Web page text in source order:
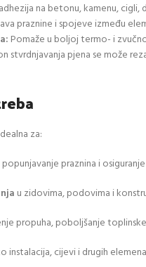
na betonu, kamenu,
praznine i spojeve između
Pomaže u boljoj termo- i
stvrdnjavanja pjena se može
za:
praznina i
u zidovima, podovima i
propuha, poboljšanje
instalacija, cijevi i drugih